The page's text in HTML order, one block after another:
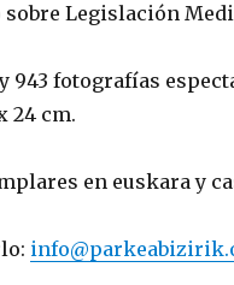
sobre Legislación
943 fotografías
24 cm.
en euskara y